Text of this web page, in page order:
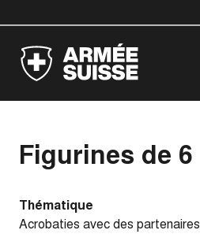
Figurines de 6
Thématique
Acrobaties avec des partenaires